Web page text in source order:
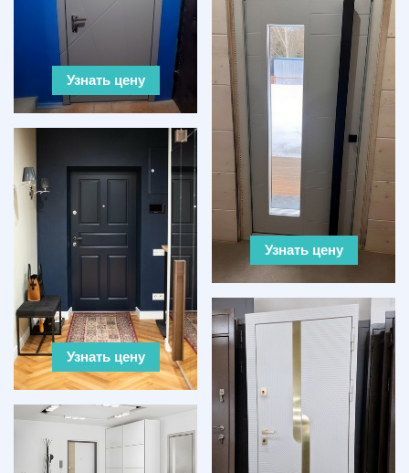
Узнать цену
Узнать цену
Узнать цену